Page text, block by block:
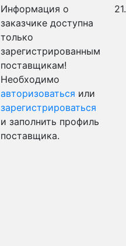
Информация о
заказчике доступна
только
зарегистрированным
поставщикам!
Необходимо
авторизоваться или
зарегистрироваться
и заполнить профиль
поставщика.